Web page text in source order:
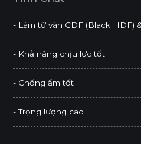
- Làm từ ván CDF (Black HDF)
- Khả năng chịu lực tốt
- Chống ẩm tốt
- Trọng lượng cao